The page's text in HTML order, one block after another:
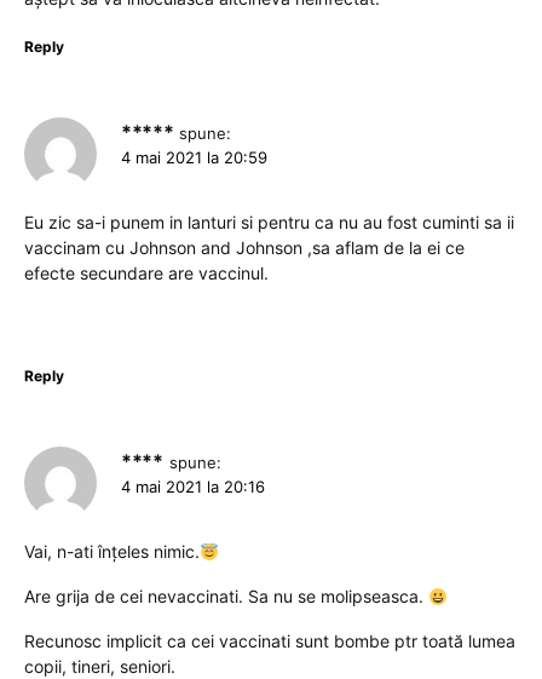
Reply
***** spune:
4 mai 2021 la 20:59
Eu zic sa-i punem in lanturi si pentru ca nu au fost cuminti sa ii
vaccinam cu Johnson and Johnson ,sa aflam de la ei ce
efecte secundare are vaccinul.
Reply
**** spune:
4 mai 2021 la 20:16
Vai, n-ati înțeles nimic.
Are grija de cei nevaccinati. Sa nu se molipseasca.
Recunosc implicit ca cei vaccinati sunt bombe ptr toată lumea
copii, tineri, seniori.